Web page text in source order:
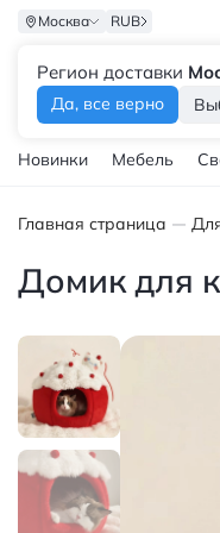
Москва
Регион доставки
Да, все верно
RUB
Новинки Мебель
Главная страница
Домик для